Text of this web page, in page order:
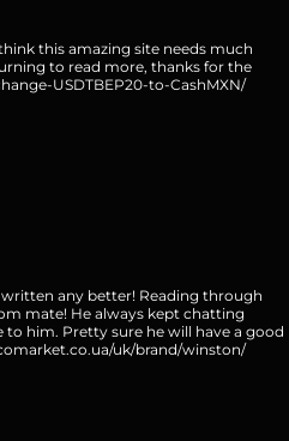
this amazing site needs much
to read more, thanks for the
USDTBEP20-to-CashMXN/
any better! Reading through
mate! He always kept chatting
him. Pretty sure he will have a good
uk/brand/winston/